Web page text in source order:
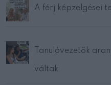
A férj képzelgései
Tanulóvezetők
váltak